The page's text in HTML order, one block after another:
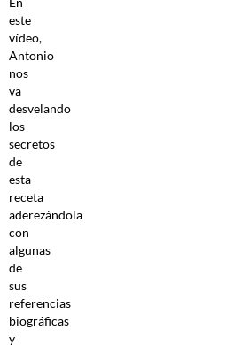
este
vídeo,
Antonio
nos
va
desvelando
los
secretos
de
esta
receta
aderezándola
con
algunas
de
sus
referencias
biográficas
y